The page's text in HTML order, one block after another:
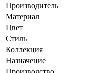
Производитель
Материал
Цвет
Стиль
Коллекция
Назначение
Производство